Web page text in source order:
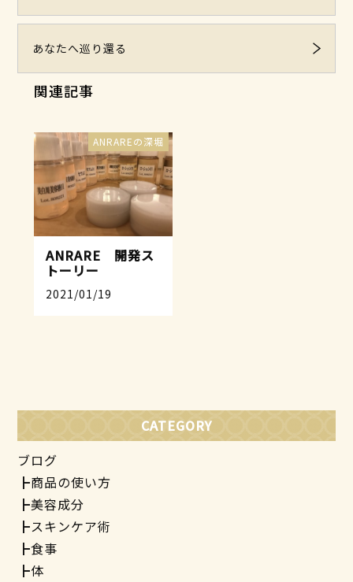
あなたへ巡り還る
関連記事
ANRAREの深堀
ANRARE 開発ス
トーリー
2021/01/19
CATEGORY
ブログ
商品の使い方
美容成分
スキンケア術
食事
体